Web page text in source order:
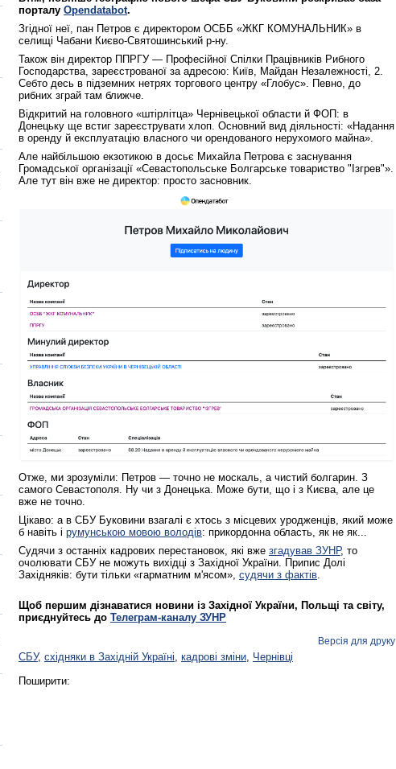
порталу Opendatabot.
Згідної неї, пан Петров є директором ОСББ «ЖКГ КОМУНАЛЬНИК» в
селищі Чабани Києво-Святошинський р-ну.
Також він директор ППРГУ — Професійної Спілки Працівників Рибного
Господарства, зареєстрованої за адресою: Київ, Майдан Незалежності, 2.
Себто десь в підземних нетрях торгового центру «Глобус». Певно, до
рибних зграй там ближче.
Відкритий на головного «штірлітца» Чернівецької области й ФОП: в
Донецьку ще встиг зареєструвати хлоп. Основний вид діяльності: «Надання
в оренду й експлуатацію власного чи орендованого нерухомого майна».
Але найбільшою екзотикою в досьє Михайла Петрова є заснування
Громадської організації «Севастопольське Болгарське товариство "Ізгрев"».
Але тут він вже не директор: просто засновник.
Отже, ми зрозуміли: Петров — точно не москаль, а чистий болгарин. З
самого Севастополя. Ну чи з Донецька. Може бути, що і з Києва, але це
вже не точно.
Цікаво: а в СБУ Буковини взагалі є хтось з місцевих уродженців, який може
б навіть і румунською мовою володів: прикордонна область, як не як...
Судячи з останніх кадрових перестановок, які вже згадував ЗУНР, то
очолювати СБУ не можуть вихідці з Західної України. Припис Долі
Західняків: бути тільки «гарматним м'ясом», судячи з фактів.
Щоб першим дізнаватися новини із Західної України, Польщі та світу,
приєднуйтесь до Телеграм-каналу ЗУНР
Версія для друку
СБУ, східняки в Західній Україні, кадрові зміни, Чернівці
Поширити:
1918 року у Львові